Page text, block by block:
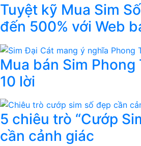
Tuyệt kỹ Mua Sim
đến 500% với Web
Mua bán Sim Phong
10 lời
5 chiêu trò “Cướp
cần cảnh giác